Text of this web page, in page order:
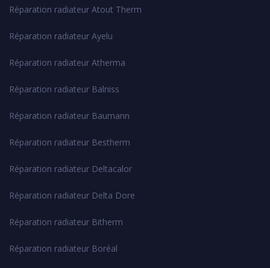
Réparation radiateur Atout Therm
Réparation radiateur Ayelu
Réparation radiateur Atherma
Réparation radiateur Balniss
Réparation radiateur Baumann
Réparation radiateur Bestherm
Réparation radiateur Deltacalor
Réparation radiateur Delta Dore
Réparation radiateur Bitherm
Réparation radiateur Boréal